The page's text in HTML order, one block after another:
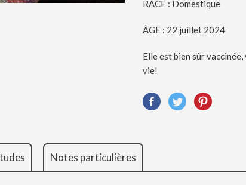
RACE : Domestique
ÂGE : 22 juillet 2024
Elle est bien sûr
vie!
Notes particulières